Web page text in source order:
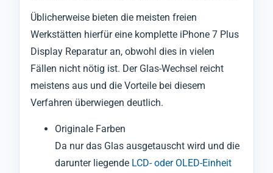
Üblicherweise bieten die meisten freien
Werkstätten hierfür eine komplette iPhone 7 Plus
Display Reparatur an, obwohl dies in vielen
Fällen nicht nötig ist. Der Glas-Wechsel reicht
meistens aus und die Vorteile bei diesem
Verfahren überwiegen deutlich.
Originale Farben
Da nur das Glas ausgetauscht wird und die
darunter liegende LCD- oder OLED-Einheit